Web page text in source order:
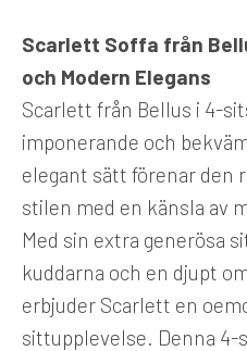
Scarlett Soffa från
och Modern Elegans
Scarlett från Bellus i 4-
imponerande och
elegant sätt förenar den
stilen med en känsla av
Med sin extra generösa
kuddarna och en djupt
erbjuder Scarlett en
sittupplevelse. Denna 4-